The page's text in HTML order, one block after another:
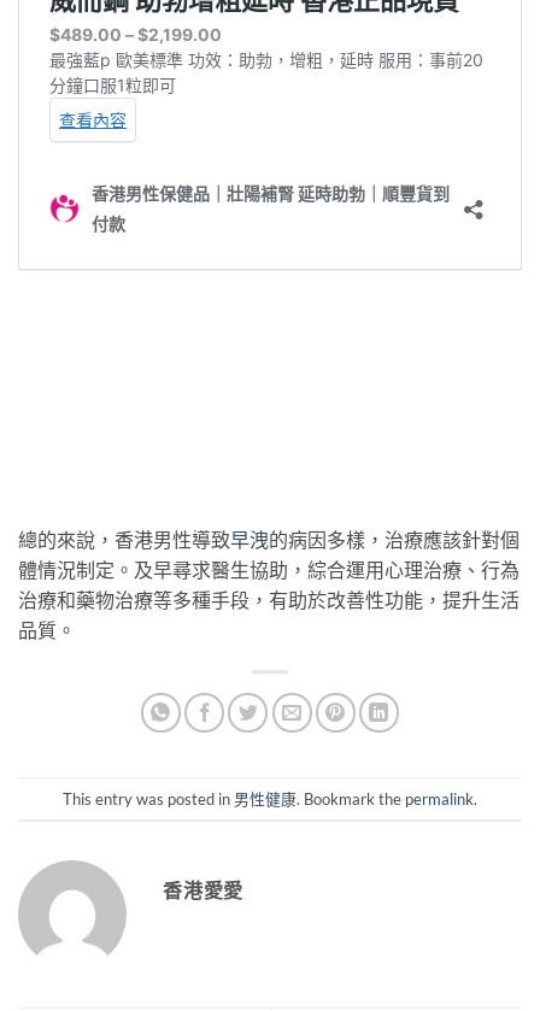
總的來說，香港男性導致早洩的病因多樣，治療應該針對個
體情況制定。及早尋求醫生協助，綜合運用心理治療、行為
治療和藥物治療等多種手段，有助於改善性功能，提升生活
品質。
This entry was posted in 男性健康. Bookmark the permalink.
香港愛愛